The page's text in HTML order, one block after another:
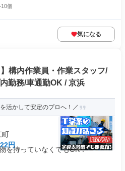
個
気になる
構内作業員・作業スタッフ/
勤務/車通勤OK / 京浜
活かして安定のプロへ！／
町
円
を持っていなくてもOK！